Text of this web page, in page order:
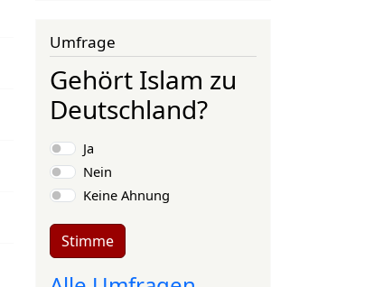
Umfrage
Gehört Islam zu
Deutschland?
Auswahlmöglichkeiten
Ja
Nein
Keine Ahnung
Stimme